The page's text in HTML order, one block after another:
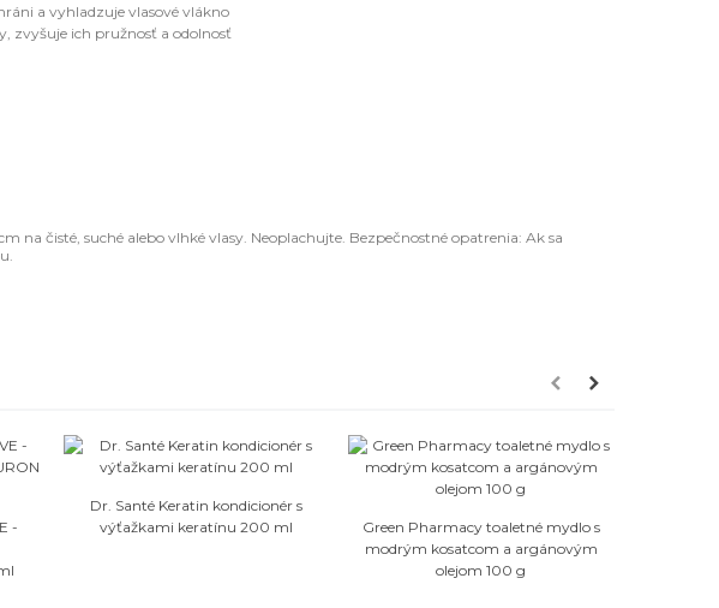
a vyhladzuje vlasové vlákno
zvyšuje ich pružnosť a odolnosť
na čisté, suché alebo vlhké vlasy. Neoplachujte. Bezpečnostné opatrenia: Ak sa
-
Obľúbené
Dr. Santé Keratin kondicionér s
výťažkami keratínu 200 ml
Obľúbené
Green Pharmacy toaletné mydlo s
modrým kosatcom a argánovým
olejom 100 g